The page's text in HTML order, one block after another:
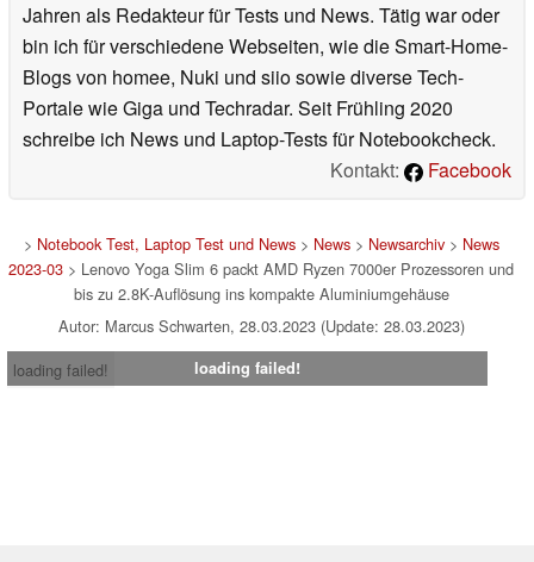
Jahren als Redakteur für Tests und News. Tätig war oder
bin ich für verschiedene Webseiten, wie die Smart-Home-
Blogs von homee, Nuki und siio sowie diverse Tech-
Portale wie Giga und Techradar. Seit Frühling 2020
schreibe ich News und Laptop-Tests für Notebookcheck.
Kontakt:
Facebook
> Notebook Test, Laptop Test und News> News> Newsarchiv> News
2023-03 > Lenovo Yoga Slim 6 packt AMD Ryzen 7000er Prozessoren und
bis zu 2.8K-Auflösung ins kompakte Aluminiumgehäuse
Autor: Marcus Schwarten, 28.03.2023 (Update: 28.03.2023)
loading failed!
loading failed!